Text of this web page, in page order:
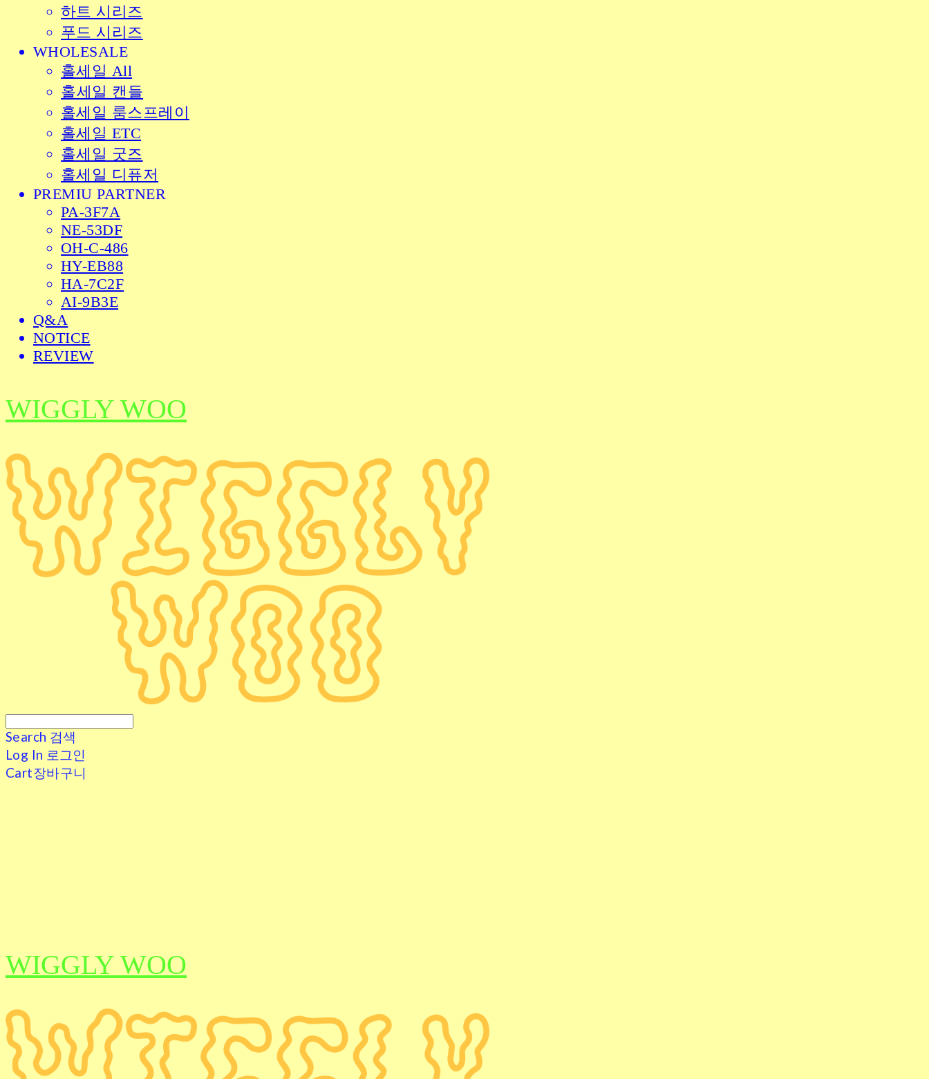
하트 시리즈
푸드 시리즈
WHOLESALE
홀세일 All
홀세일 캔들
홀세일 룸스프레이
홀세일 ETC
홀세일 굿즈
홀세일 디퓨저
PREMIU PARTNER
PA-3F7A
NE-53DF
OH-C-486
HY-EB88
HA-7C2F
AI-9B3E
Q&A
NOTICE
REVIEW
WIGGLY WOO
Search 검색
Log In 로그인
Cart장바구니
WIGGLY WOO